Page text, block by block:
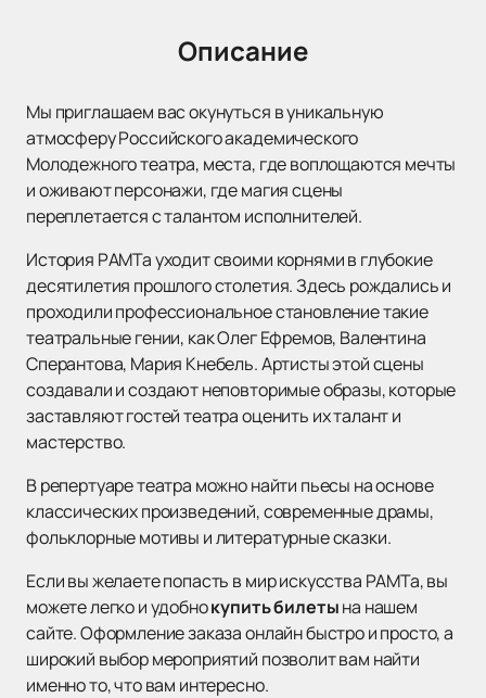
Описание
Мы приглашаем вас окунуться в уникальную
атмосферу Российского академического
Молодежного театра, места, где воплощаются мечты
и оживают персонажи, где магия сцены
переплетается с талантом исполнителей.
История РАМТа уходит своими корнями в глубокие
десятилетия прошлого столетия. Здесь рождались и
проходили профессиональное становление такие
театральные гении, как Олег Ефремов, Валентина
Сперантова, Мария Кнебель. Артисты этой сцены
создавали и создают неповторимые образы, которые
заставляют гостей театра оценить их талант и
мастерство.
В репертуаре театра можно найти пьесы на основе
классических произведений, современные драмы,
фольклорные мотивы и литературные сказки.
Если вы желаете попасть в мир искусства РАМТа, вы
можете легко и удобнокупить билетына нашем
сайте. Оформление заказа онлайн быстро и просто, а
широкий выбор мероприятий позволит вам найти
именно то, что вам интересно.